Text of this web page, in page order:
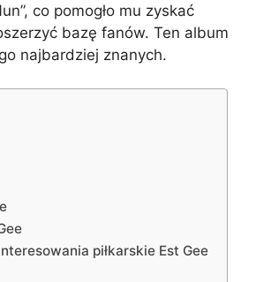
co pomogło mu zyskać
bazę fanów. Ten album
najbardziej znanych.
piłkarskie Est Gee